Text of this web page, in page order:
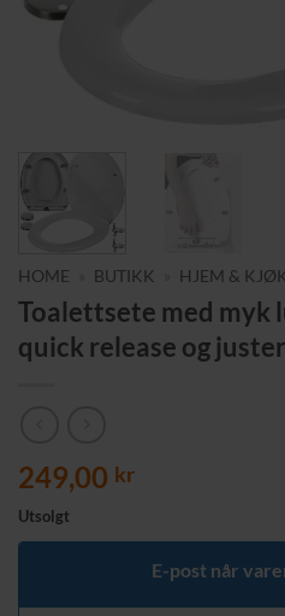
HOME BUTIKK HJEM &
Toalettsete med myk
quick release og
249,00 kr
Utsolgt
E-post når